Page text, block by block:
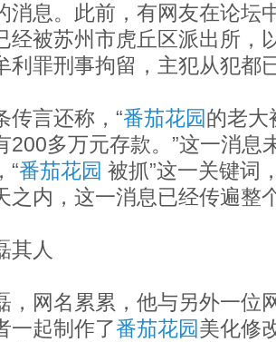
消息。此前，有网友在论坛
经被苏州市虎丘区派出所，
利罪刑事拘留，主犯从犯都
传言还称，“番茄花园的老大
200多万元存款。”这一消息
“番茄花园 被抓”这一关键词
之内，这一消息已经传遍整
其人
，网名累累，他与另外一位
一起制作了番茄花园美化修